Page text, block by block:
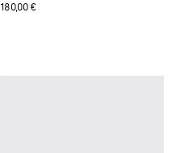
180,00 €